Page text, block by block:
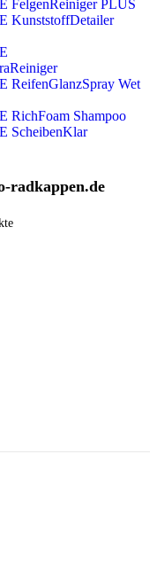
FelgenReiniger PLUS
KunststoffDetailer
ReifenGlanzSpray Wet
RichFoam Shampoo
ScheibenKlar
radkappen.de